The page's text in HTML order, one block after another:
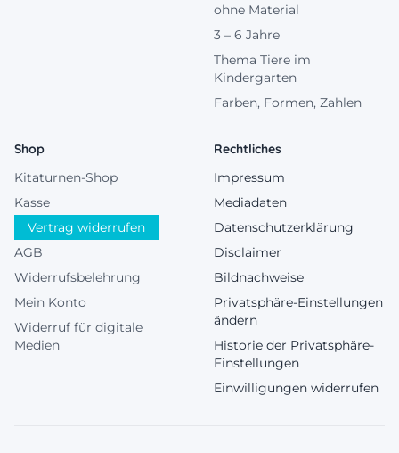
ohne Material
3 – 6 Jahre
Thema Tiere im
Kindergarten
Farben, Formen, Zahlen
Shop
Kitaturnen-Shop
Kasse
Vertrag widerrufen
AGB
Widerrufsbelehrung
Mein Konto
Widerruf für digitale
Medien
Rechtliches
Impressum
Mediadaten
Datenschutzerklärung
Disclaimer
Bildnachweise
Privatsphäre-Einstellungen
ändern
Historie der Privatsphäre-
Einstellungen
Einwilligungen widerrufen